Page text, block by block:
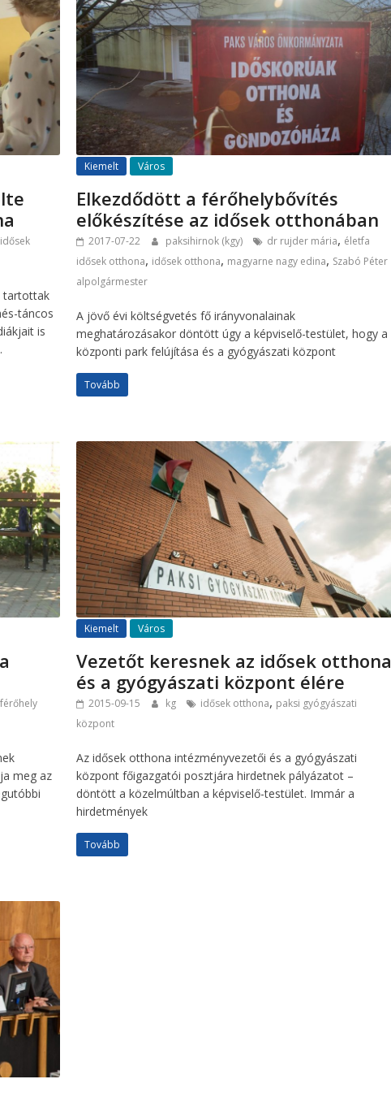
idősek
tartottak
táncos
is
Kiemelt Város
Elkezdődött a férőhelybővítés
előkészítése az idősek otthonában
2017-07-22 paksihirnok (kgy) dr rujder mária, életfa
idősek otthona, idősek otthona, magyarne nagy edina, Szabó Péter
alpolgármester
A jövő évi költségvetés fő irányvonalainak
meghatározásakor döntött úgy a képviselő-testület, hogy a
központi park felújítása és a gyógyászati központ
Tovább
férőhely
meg az
Kiemelt Város
Vezetőt keresnek az idősek otthona
és a gyógyászati központ élére
2015-09-15 kg idősek otthona, paksi gyógyászati
központ
Az idősek otthona intézményvezetői és a gyógyászati
központ főigazgatói posztjára hirdetnek pályázatot –
döntött a közelmúltban a képviselő-testület. Immár a
hirdetmények
Tovább